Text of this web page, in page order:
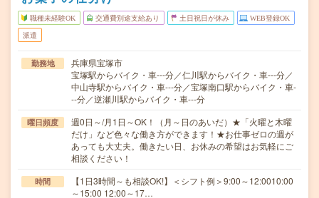
職種未経験OK 交通費別途支給あり 土日祝日が休み WEB登録OK
派遣
勤務地
兵庫県宝塚市
宝塚駅からバイク・車---分／仁川駅からバイク・車---分／
中山寺駅からバイク・車---分／宝塚南口駅からバイク・車-
--分／逆瀬川駅からバイク・車---分
曜日頻度
週0日～/月1日～OK！（月～日のあいだ）★「火曜と木曜
だけ」など色々な働き方ができます！★お仕事ゼロの週が
あっても大丈夫。働きたい日、お休みの希望はお気軽にご
相談ください！
時間
【1日3時間～も相談OK!】＜シフト例＞9:00～12:0010:00
～15:00 12:00～17…